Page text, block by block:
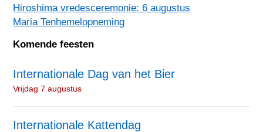
Hiroshima vredesceremonie: 6 augustus
Maria Tenhemelopneming
Komende feesten
Internationale Dag van het Bier
Vrijdag 7 augustus
Internationale Kattendag